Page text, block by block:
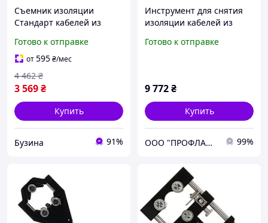
Съемник изоляции
Стандарт кабелей из
30мм JCBX0301 buzyna
Готово к отправке
от595₴/мес
3 569₴
4 462 ₴
Купить
Бузина 91%
Инструмент для снятия
изоляции кабелей из
полупроводникового
Готово к отправке
9 772₴
Купить
ООО "ПРОФЛАЙН 2000" 99%